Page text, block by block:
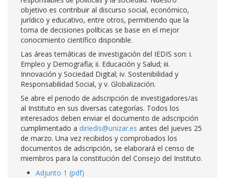
objetivo es contribuir al discurso social, económico,
jurídico y educativo, entre otros, permitiendo que la
toma de decisiones políticas se base en el mejor
conocimiento científico disponible.
Las áreas temáticas de investigación del IEDIS son: i.
Empleo y Demografía; ii. Educación y Salud; iii.
Innovación y Sociedad Digital; iv. Sostenibilidad y
Responsabilidad Social, y v. Globalización.
Se abre el periodo de adscripción de investigadores/as
al Instituto en sus diversas categorías. Todos los
interesados deben enviar el documento de adscripción
cumplimentado a diriedis@unizar.es antes del jueves 25
de marzo. Una vez recibidos y comprobados los
documentos de adscripción, se elaborará el censo de
miembros para la constitución del Consejo del Instituto.
Adjunto 1 (pdf)